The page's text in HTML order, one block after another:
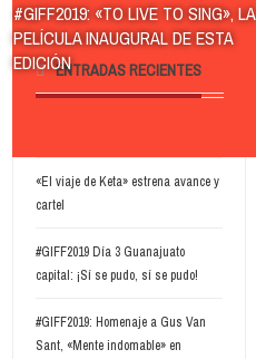
#GIFF2019: «TO LIVE TO SING», LA
PELÍCULA INAUGURAL DE ESTA
EDICIÓNENTRADAS RECIENTES
«El viaje de Keta» estrena avance y
cartel
#GIFF2019 Día 3 Guanajuato
capital: ¡Sí se pudo, sí se pudo!
#GIFF2019: Homenaje a Gus Van
Sant, «Mente indomable» en